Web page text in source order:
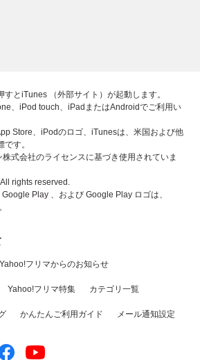
すとiTunes （外部サイト）が起動します。
、iPod touch、iPadまたはAndroidでご利用い
Store、iPodのロゴ、iTunesは、米国および他
す。
式会社のライセンスに基づき使用されていま
rights reserved.
Play 、および Google Play ロゴは、
Yahoo!フリマからのお知らせ
Yahoo!フリマ特集 カテゴリ一覧
かんたんご利用ガイド メール通知設定